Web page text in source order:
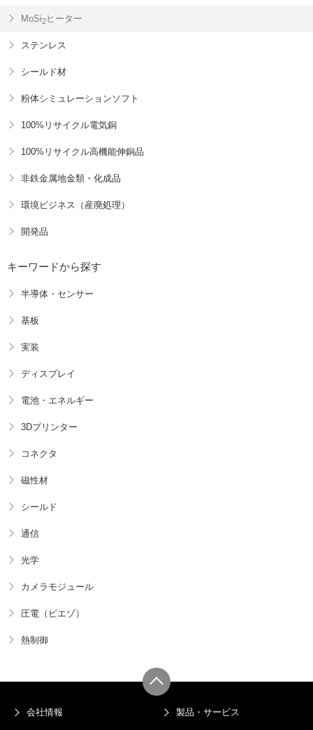
MoSi2ヒーター
ステンレス
シールド材
粉体シミュレーションソフト
100%リサイクル電気銅
100%リサイクル高機能伸銅品
非鉄金属地金類・化成品
環境ビジネス（産廃処理）
開発品
キーワードから探す
半導体・センサー
基板
実装
ディスプレイ
電池・エネルギー
3Dプリンター
コネクタ
磁性材
シールド
通信
光学
カメラモジュール
圧電（ピエゾ）
熱制御
会社情報 製品・サービス